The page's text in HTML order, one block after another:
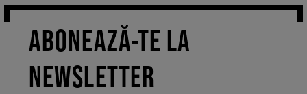
ABONEAZĂ-TE LA
NEWSLETTER